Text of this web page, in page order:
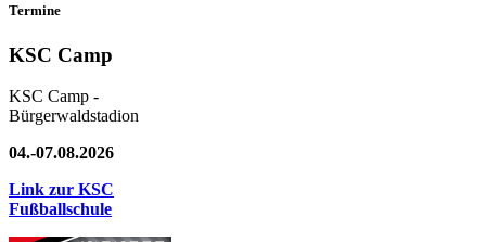
Termine
KSC Camp
KSC Camp -
Bürgerwaldstadion
04.-07.08.2026
Link zur KSC
Fußballschule